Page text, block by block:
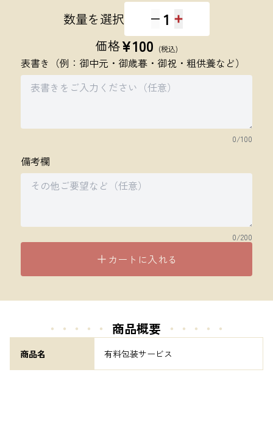
数量を選択 1
価格¥100 (税込)
表書き（例：御中元・御歳暮・御祝・粗供養など）
0/100
備考欄
0/200
カートに入れる
・・・・・ 商品概要 ・・・・・
商品名 有料包装サービス